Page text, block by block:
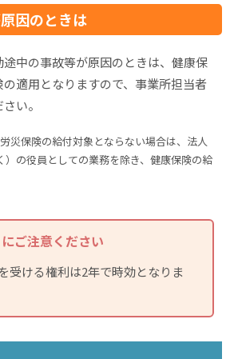
因のときは
中の事故等が原因のときは、健康保
適用となりますので、事業所担当者
い。
災保険の給付対象とならない場合は、法人
）の役員としての業務を除き、健康保険の給
ご注意ください
受ける権利は2年で時効となりま